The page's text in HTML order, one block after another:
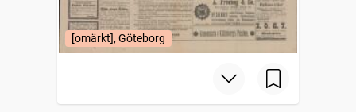
[omärkt], Göteborg